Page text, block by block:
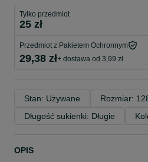
Tylko przedmiot
25 zł
Przedmiot z Pakietem Ochronnym
29,38 zł+ dostawa od 3,99 zł
Stan: Używane
Rozmiar:
Długość sukienki: Długie
OPIS